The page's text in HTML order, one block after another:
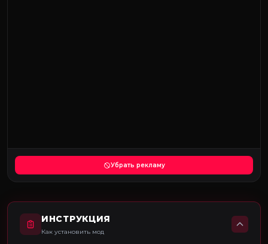
Убрать рекламу
ИНСТРУКЦИЯ
Как установить мод